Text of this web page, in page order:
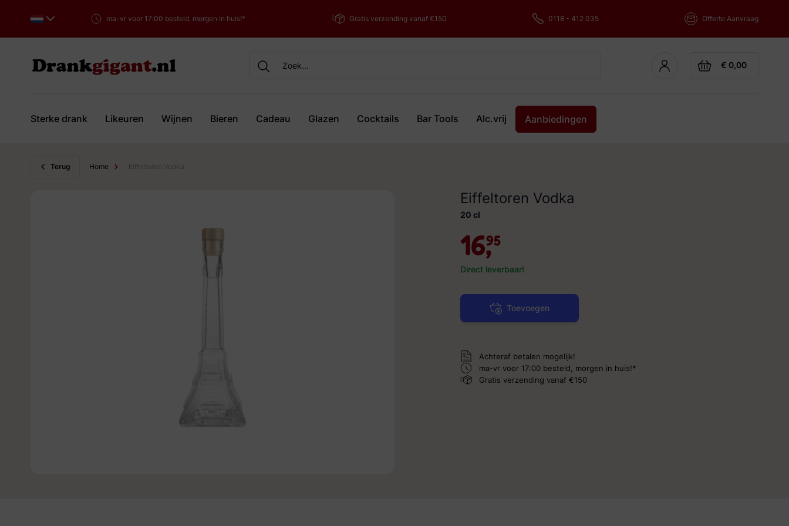
ma-vr voor 17:00 besteld, morgen in huis!* Gratis verzending vanaf €150 0118 - 412 035 Offerte Aanvraag
Cart
€ 0,00
Sterke drank Likeuren Wijnen Bieren Cadeau Glazen Cocktails Bar Tools Alc.vrij Aanbiedingen
Terug Home Eiffeltoren Vodka
Eiffeltoren Vodka
20 cl
16,95
Direct leverbaar!
Toevoegen
Achteraf betalen mogelijk!
ma-vr voor 17:00 besteld, morgen in huis!*
Gratis verzending vanaf €150